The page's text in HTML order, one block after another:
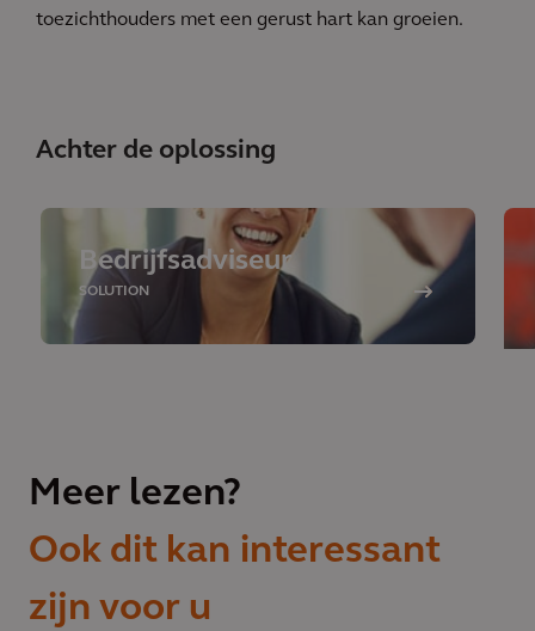
toezichthouders met een gerust hart kan groeien.
Achter de oplossing
Bedrijfsadviseur
SOLUTION
Meer lezen?
Ook dit kan interessant
zijn voor u